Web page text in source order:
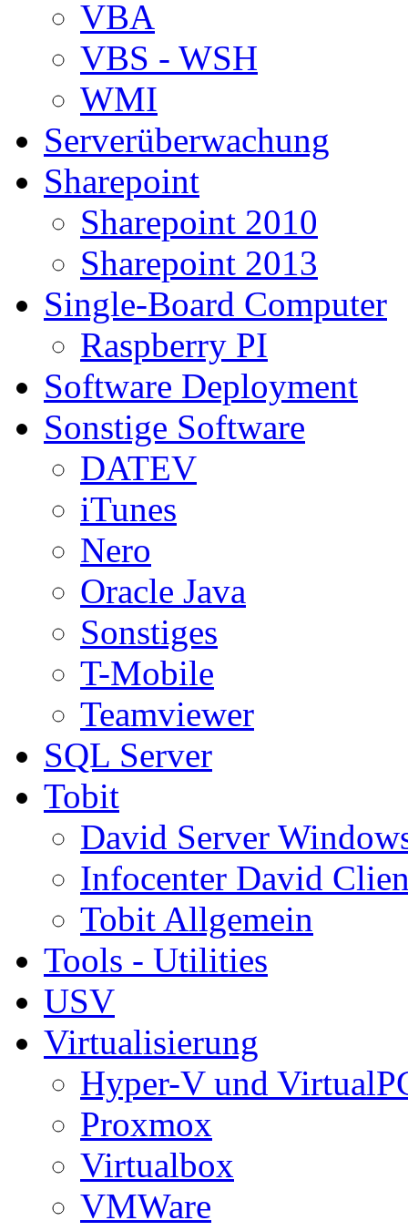
VBA
VBS - WSH
WMI
Serverüberwachung
Sharepoint
Sharepoint 2010
Sharepoint 2013
Single-Board Computer
Raspberry PI
Software Deployment
Sonstige Software
DATEV
iTunes
Nero
Oracle Java
Sonstiges
T-Mobile
Teamviewer
SQL Server
Tobit
David Server
Infocenter David
Tobit Allgemein
Tools - Utilities
USV
Virtualisierung
Hyper-V und
Proxmox
Virtualbox
VMWare